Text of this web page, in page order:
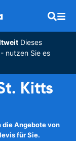
Dieses
nutzen Sie es
Kitts
die Angebote von
für Sie.